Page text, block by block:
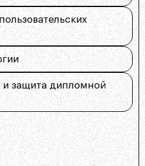
и защита дипломной